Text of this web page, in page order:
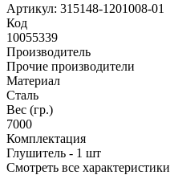
Артикул: 315148-1201008-01
Код
10055339
Производитель
Прочие производители
Материал
Сталь
Вес (гр.)
7000
Комплектация
Глушитель - 1 шт
Смотреть все характеристики